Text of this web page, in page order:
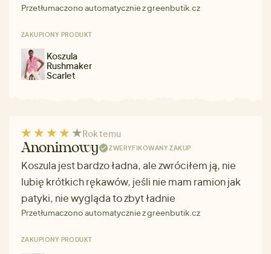
Przetłumaczono automatycznie z greenbutik.cz
ZAKUPIONY PRODUKT
Koszula
Rushmaker
Scarlet
Rok temu
Anonimowy ZWERYFIKOWANY ZAKUP
Koszula jest bardzo ładna, ale zwróciłem ją, nie
lubię krótkich rękawów, jeśli nie mam ramion jak
patyki, nie wygląda to zbyt ładnie
Przetłumaczono automatycznie z greenbutik.cz
ZAKUPIONY PRODUKT